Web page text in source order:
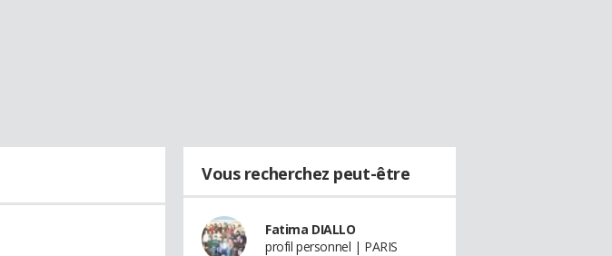
Vous recherchez peut-être
Fatima DIALLO
profil personnel | PARIS